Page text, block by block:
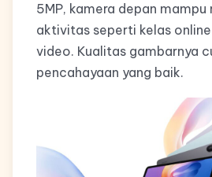
5MP, kamera depan mampu
aktivitas seperti kelas
video. Kualitas gambarnya
pencahayaan yang baik.